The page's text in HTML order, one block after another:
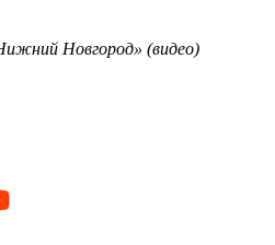
Новгород» (видео)